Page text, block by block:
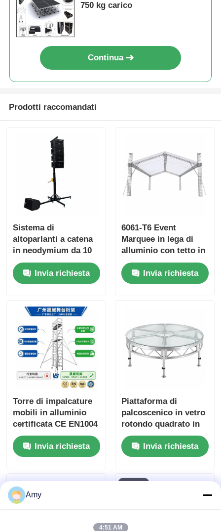
Torre di sollevamento
Tracciato circolare
750 kg carico
Continua
Prodotti raccomandati
Sistema di
altoparlanti a catena
in neodymium da 10
pollici con cabina
manuale e base a 4
punti per il suono
Invia richiesta
6061-T6 Event
Marquee in lega di
alluminio con tetto in
PVC impermeabile e
design modulare
portatile
Invia richiesta
Torre di impalcature
mobili in alluminio
certificata CE EN1004
con lega di alluminio
6061-T6 e altezza
regolabile da 6 a 12 m
Invia richiesta
Piattaforma di
palcoscenico in vetro
rotondo quadrato in
alluminio DJ portatile
staccabile per eventi
Invia richiesta
Amy
4:51 AM